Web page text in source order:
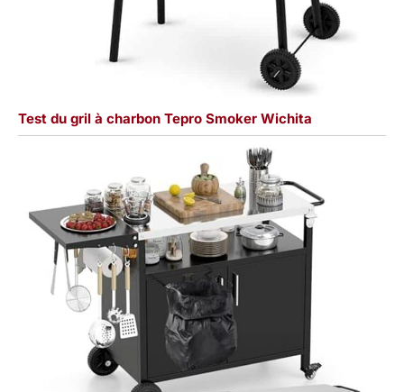
Test du gril à charbon Tepro Smoker Wichita